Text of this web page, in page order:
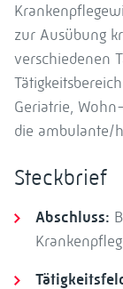
zur Ausübung
verschiedenen
Geriatrie,
die ambulante/
Steckbrief
Abschluss: